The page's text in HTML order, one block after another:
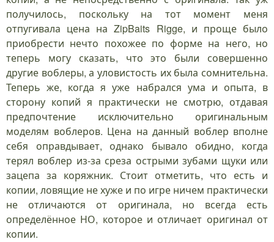
получилось, поскольку на тот момент меня
отпугивала цена на ZipBaits Rigge, и проще было
приобрести нечто похожее по форме на него, но
теперь могу сказать, что это были совершенно
другие воблеры, а уловистость их была сомнительна.
Теперь же, когда я уже набрался ума и опыта, в
сторону копий я практически не смотрю, отдавая
предпочтение исключительно оригинальным
моделям воблеров. Цена на данный воблер вполне
себя оправдывает, однако бывало обидно, когда
терял воблер из-за среза острыми зубами щуки или
зацепа за коряжник. Стоит отметить, что есть и
копии, ловящие не хуже и по игре ничем практически
не отличаются от оригинала, но всегда есть
определённое НО, которое и отличает оригинал от
копии.